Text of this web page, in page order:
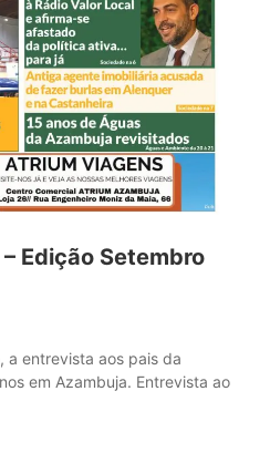
Edição Setembro
a entrevista aos pais da
em Azambuja. Entrevista ao